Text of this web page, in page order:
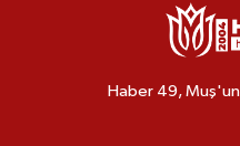
Haber 49,